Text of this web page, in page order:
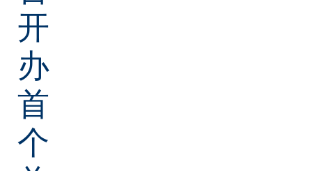
开
办
首
个